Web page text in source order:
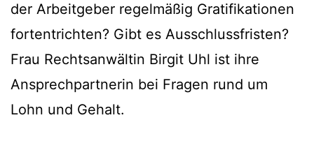
der Arbeitgeber regelmäßig Gratifikationen
fortentrichten? Gibt es Ausschlussfristen?
Frau Rechtsanwältin Birgit Uhl ist ihre
Ansprechpartnerin bei Fragen rund um
Lohn und Gehalt.